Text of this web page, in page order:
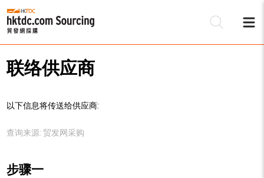
联络供应商
以下信息将传送给供应商:
查询来源: 贸发网采购
步骤一